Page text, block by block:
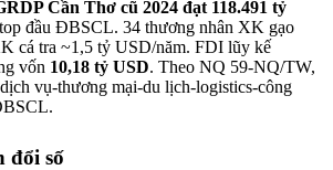
Cần Thơ cũ 2024 đạt 118.491 tỷ
đầu ĐBSCL. 34 thương nhân XK gạo
cá tra ~1,5 tỷ USD/năm. FDI lũy kế
vốn 10,18 tỷ USD. Theo NQ 59-NQ/TW,
vụ-thương mại-du lịch-logistics-công
đổi số